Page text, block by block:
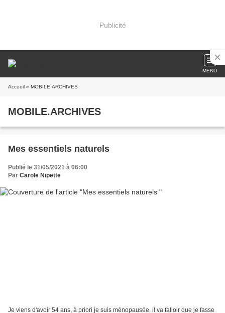
Publicité
MENU
Accueil » MOBILE.ARCHIVES
MOBILE.ARCHIVES
Mes essentiels naturels
Publié le 31/05/2021 à 06:00
Par Carole Nipette
Je viens d'avoir 54 ans, à priori je suis ménopausée, il va falloir que je fasse